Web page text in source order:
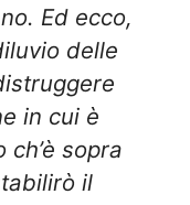
Ed ecco,
delle
in cui è
sopra
il